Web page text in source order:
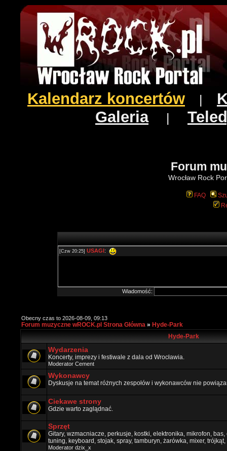
Kalendarz koncertów
Galeria|
Forum
Wrocław Rock
FAQ
Wiadomość:
Obecny czas to 2026-08-09, 09:13
Forum muzyczne wROCK.pl Strona Główna » Hyde-Park
Hyde-Park
Wydarzenia
Koncerty, imprezy i festiwale z dala od Wrocławia.
Moderator Cement
Wykonawcy
Dyskusje na temat różnych zespołów i wykonawców nie
Ciekawe strony
Gdzie warto zaglądnać.
Sprzęt
Gitary, wzmacniacze, perkusje, kostki, elektronika, mikrofon,
tuning, keyboard, stojak, spray, tamburyn, żarówka, mixer, trójkąt,
Moderator dzix_x